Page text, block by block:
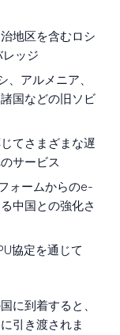
地区を含むロシ
ッジ
、アルメニア、
国などの旧ソビ
てさまざまな遅
サービス
ォームからのe-
中国との強化さ
協定を通じて
に到着すると、
引き渡されま